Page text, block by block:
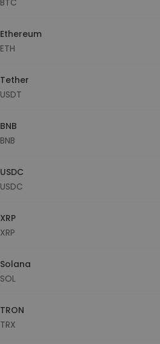
Ethereum
ETH
Tether
USDT
BNB
BNB
USDC
USDC
XRP
XRP
Solana
SOL
TRON
TRX